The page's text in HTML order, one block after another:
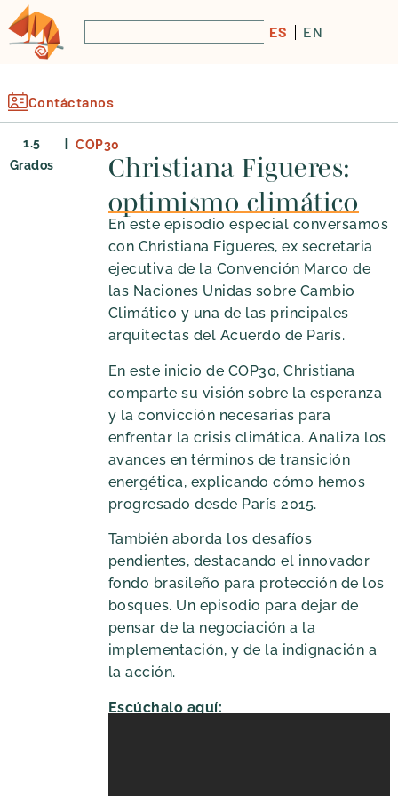
ES EN
Contáctanos
1.5
Grados
| COP30
Christiana Figueres:
optimismo climático
En este episodio especial conversamos
con Christiana Figueres, ex secretaria
ejecutiva de la Convención Marco de
las Naciones Unidas sobre Cambio
Climático y una de las principales
arquitectas del Acuerdo de París.
En este inicio de COP30, Christiana
comparte su visión sobre la esperanza
y la convicción necesarias para
enfrentar la crisis climática. Analiza los
avances en términos de transición
energética, explicando cómo hemos
progresado desde París 2015.
También aborda los desafíos
pendientes, destacando el innovador
fondo brasileño para protección de los
bosques. Un episodio para dejar de
pensar de la negociación a la
implementación, y de la indignación a
la acción.
Escúchalo aquí: